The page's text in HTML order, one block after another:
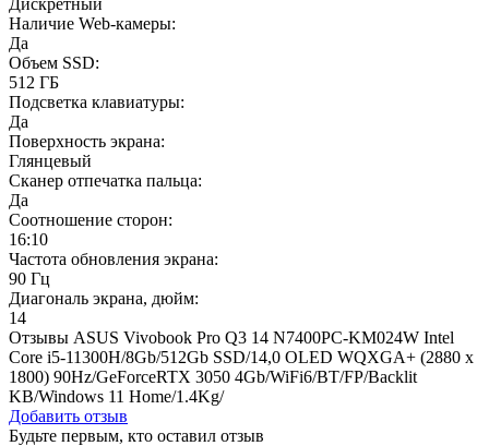
Наличие Web-камеры:
Да
Объем SSD:
512 ГБ
Подсветка клавиатуры:
Да
Поверхность экрана:
Глянцевый
Сканер отпечатка пальца:
Да
Соотношение сторон:
16:10
Частота обновления экрана:
90 Гц
Диагональ экрана, дюйм:
14
Отзывы ASUS Vivobook Pro Q3 14 N7400PC-KM024W Intel
Core i5-11300H/8Gb/512Gb SSD/14,0 OLED WQXGA+ (2880 x
1800) 90Hz/GeForceRTX 3050 4Gb/WiFi6/BT/FP/Backlit
KB/Windows 11 Home/1.4Kg/
Добавить отзыв
Будьте первым, кто оставил отзыв